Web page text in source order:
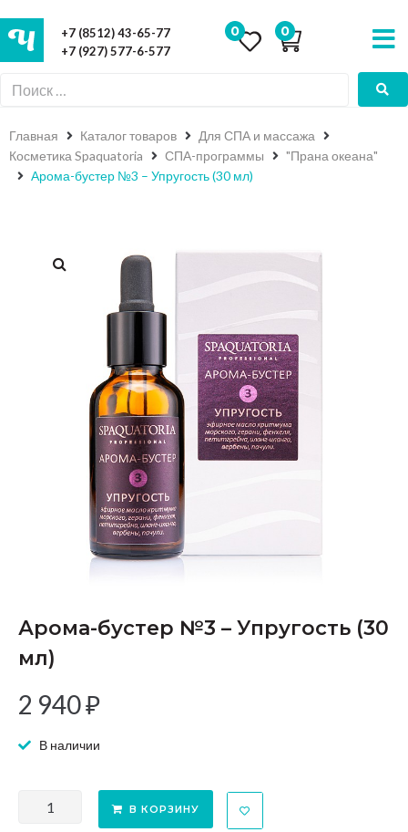
+7 (8512) 43-65-77
+7 (927) 577-6-577
0 0
Главная Каталог товаров
Для СПА и массажа
Косметика Spaquatoria
СПА-программы
"Прана океана"
Арома-бустер №3 – Упругость (30 мл)
Арома-бустер №3 – Упругость (30
мл)
2 940₽
В наличии
В КОРЗИНУ